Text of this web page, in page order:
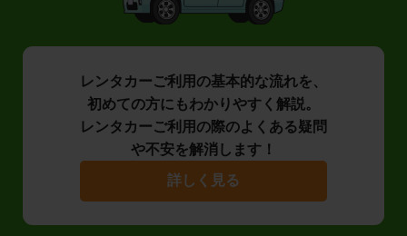
レンタカーご利用の基本的な流れを、
初めての方にもわかりやすく解説。
レンタカーご利用の際のよくある疑問
や不安を解消します！
詳しく見る